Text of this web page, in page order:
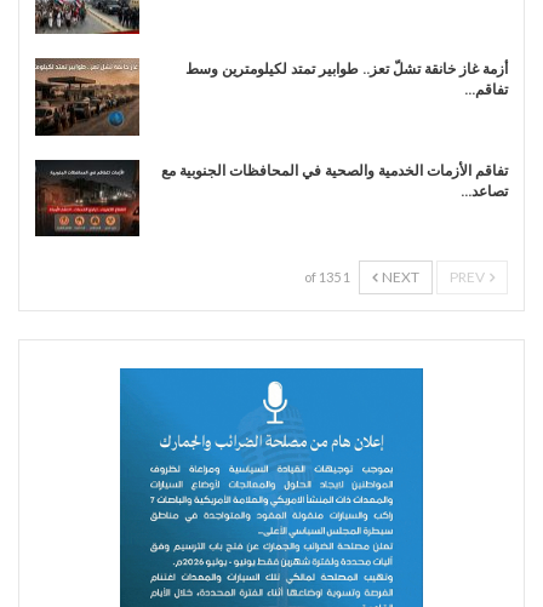
أزمة غاز خانقة تشلّ تعز.. طوابير تمتد لكيلومترين وسط
تفاقم…
تفاقم الأزمات الخدمية والصحية في المحافظات الجنوبية مع
تصاعد…
NEXT
1 of 135